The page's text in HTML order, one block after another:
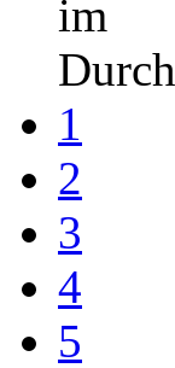
im
1
2
3
4
5